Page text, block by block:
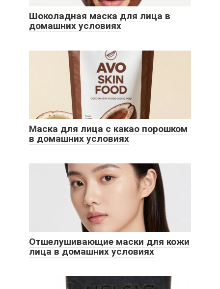
Шоколадная маска для лица в
домашних условиях
Маска для лица с какао порошком
в домашних условиях
Отшелушивающие маски для кожи
лица в домашних условиях